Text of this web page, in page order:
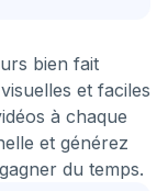
bien fait
et faciles
à chaque
et générez
du temps.